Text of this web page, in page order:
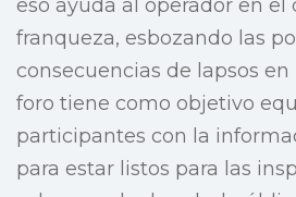
eso ayuda al operador en el
franqueza, esbozando las
consecuencias de lapsos en
foro tiene como objetivo
participantes con la
para estar listos para las